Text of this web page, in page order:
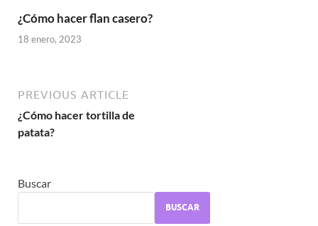
¿Cómo hacer flan casero?
18 enero, 2023
PREVIOUS ARTICLE
¿Cómo hacer tortilla de
patata?
Buscar
BUSCAR